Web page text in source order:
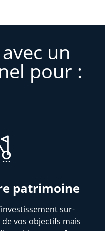
un
pour :
patrimoine
sur-
vos objectifs mais